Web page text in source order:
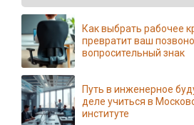
Как выбрать рабочее
превратит ваш
вопросительный знак
Путь в инженерное
деле учиться в
институте